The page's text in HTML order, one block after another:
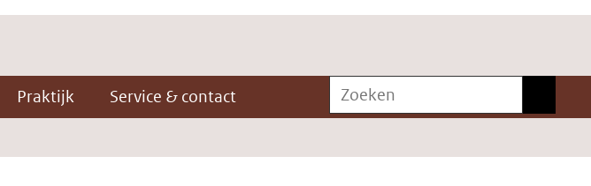
Praktijk Service & contact Zoeken